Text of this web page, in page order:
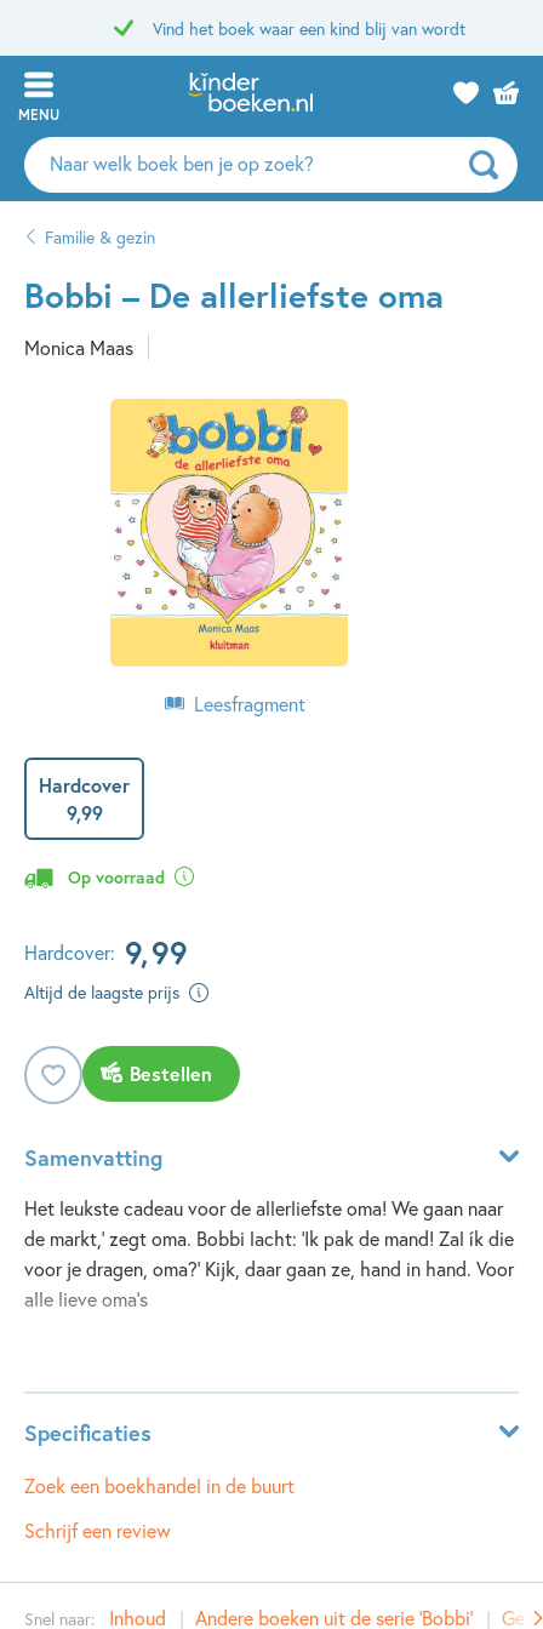
Vind het boek waar een kind blij van wordt
MENU
Zoeken
naar
auteurs
uitgevers
Familie & gezin
Bobbi – De allerliefste oma
Monica Maas
Leesfragment
Hardcover
9,99
Op voorraad
Hardcover: 9,99
Altijd de laagste prijs
Bestellen
Samenvatting
Het leukste cadeau voor de allerliefste oma! We gaan naar
de markt,' zegt oma. Bobbi lacht: 'Ik pak de mand! Zal ík die
voor je dragen, oma?' Kijk, daar gaan ze, hand in hand. Voor
alle lieve oma's
Specificaties
ISBN: 9789020684360
NUR:
Auteur(s): Monica Maas
Zoek een boekhandel in de buurt
Schrijf een review
Snel naar: Inhoud Andere boeken uit de serie 'Bobbi'